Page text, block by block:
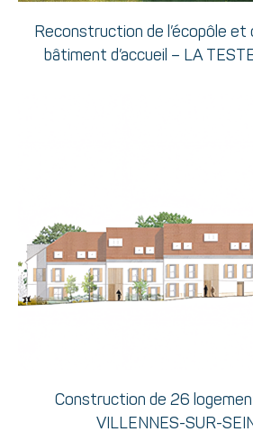
Reconstruction de l’écopôle et
bâtiment d’accueil – LA
Construction de 26
VILLENNES-SUR-